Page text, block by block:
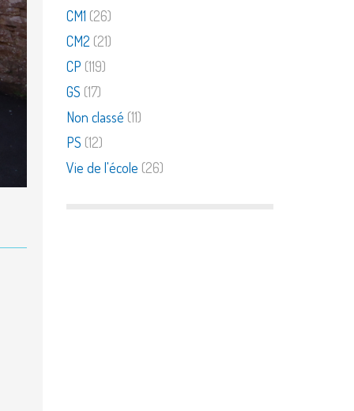
CM1 (26)
CM2 (21)
CP (119)
GS (17)
Non classé (11)
PS (12)
Vie de l'école (26)